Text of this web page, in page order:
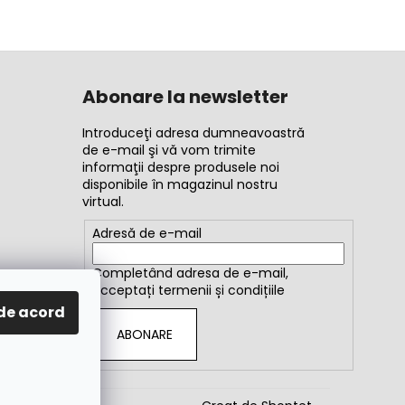
acord
Abonare la newsletter
Introduceţi adresa dumneavoastră
de e-mail şi vă vom trimite
informaţii despre produsele noi
disponibile în magazinul nostru
virtual.
Adresă de e-mail
Completând adresa de e-mail,
acceptați termenii și condițiile
ABONARE